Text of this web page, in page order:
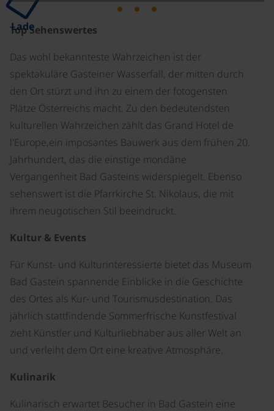
Lade
Top Sehenswertes
Das wohl bekannteste Wahrzeichen ist der
spektakuläre Gasteiner Wasserfall, der mitten durch
den Ort stürzt und ihn zu einem der fotogensten
Plätze Österreichs macht. Zu den bedeutendsten
kulturellen Wahrzeichen zählt das Grand Hotel de
l'Europe,ein imposantes Bauwerk aus dem frühen 20.
Jahrhundert, das die einstige mondäne
Vergangenheit Bad Gasteins widerspiegelt. Ebenso
sehenswert ist die Pfarrkirche St. Nikolaus, die mit
ihrem neugotischen Stil beeindruckt.
Kultur & Events
Für Kunst- und Kulturinteressierte bietet das Museum
Bad Gastein spannende Einblicke in die Geschichte
des Ortes als Kur- und Tourismusdestination. Das
jährlich stattfindende Sommerfrische Kunstfestival
zieht Künstler und Kulturliebhaber aus aller Welt an
und verleiht dem Ort eine kreative Atmosphäre.
Kulinarik
Kulinarisch erwartet Besucher in Bad Gastein eine